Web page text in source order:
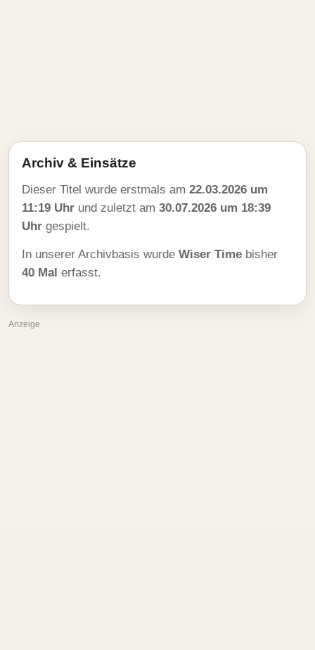
Archiv & Einsätze
Dieser Titel wurde erstmals am 22.03.2026 um
11:19 Uhr und zuletzt am 30.07.2026 um 18:39
Uhr gespielt.
In unserer Archivbasis wurde Wiser Time bisher
40 Mal erfasst.
Anzeige